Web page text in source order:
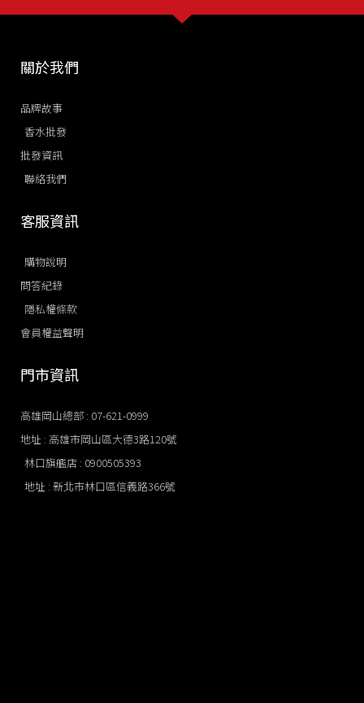
關於我們
品牌故事
香水批發
批發資訊
聯絡我們
客服資訊
購物說明
問答紀錄
隱私權條款
會員權益聲明
門市資訊
高雄岡山總部 : 07-621-0999
地址 : 高雄市岡山區大德3路120號
林口旗艦店​ : 0900505393
地址 : 新北市林口區信義路366號